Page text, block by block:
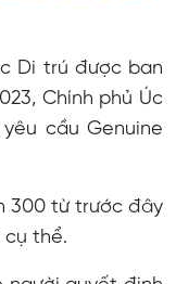
Di trú được ban
Chính phủ Úc
cầu Genuine
300 từ trước đây
cụ thể.